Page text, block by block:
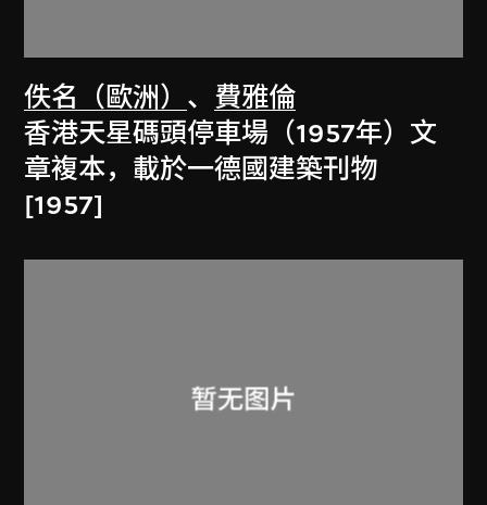
佚名（歐洲） 、 費雅倫
香港天星碼頭停車場（1957年）文
章複本，載於一德國建築刊物
[1957]